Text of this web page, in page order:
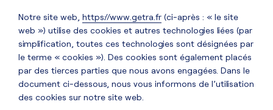
Notre site web, https://www.getra.fr (ci-après : « le site
web ») utilise des cookies et autres technologies liées (par
simplification, toutes ces technologies sont désignées par
le terme « cookies »). Des cookies sont également placés
par des tierces parties que nous avons engagées. Dans le
document ci-dessous, nous vous informons de l’utilisation
des cookies sur notre site web.